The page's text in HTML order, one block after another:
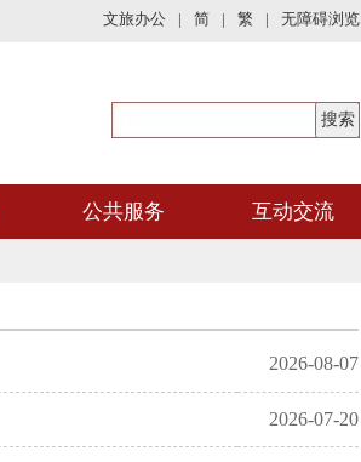
文旅办公 | 简 | 繁 | 无障碍浏览
公共服务 互动交流
2026-08-07
2026-07-20